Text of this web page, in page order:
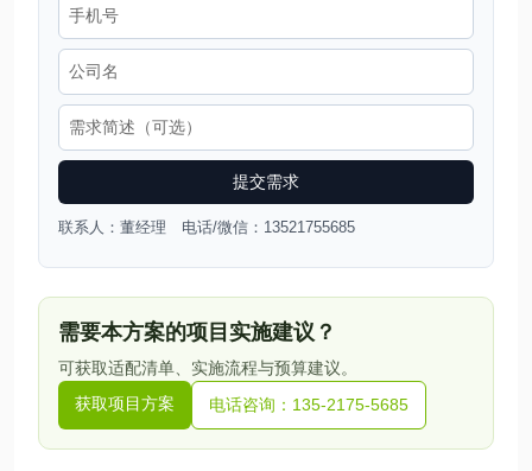
提交需求
联系人：董经理 电话/微信：13521755685
需要本方案的项目实施建议？
可获取适配清单、实施流程与预算建议。
获取项目方案
电话咨询：135-2175-5685